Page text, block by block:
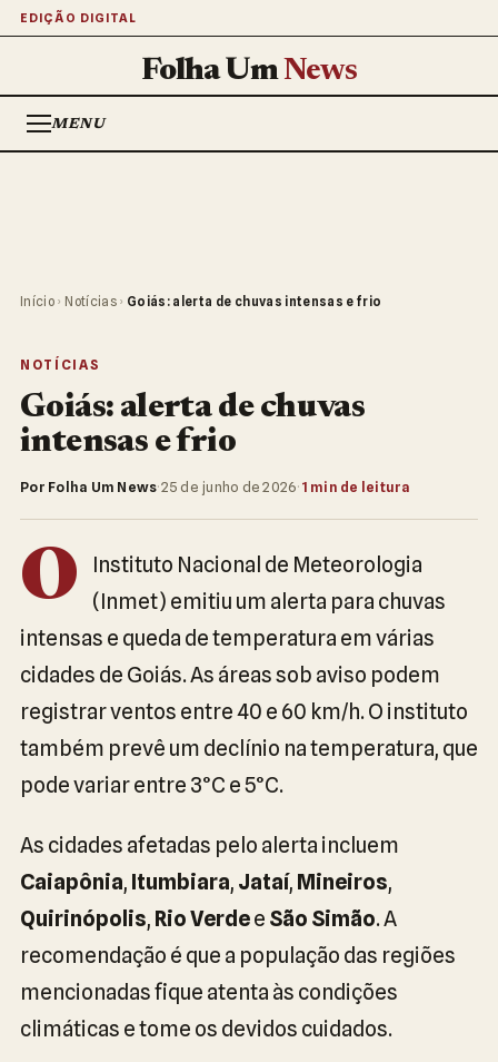
EDIÇÃO DIGITAL
Folha UmNews
MENU
Início › Notícias › Goiás: alerta de chuvas intensas e frio
NOTÍCIAS
Goiás: alerta de chuvas
intensas e frio
Por Folha Um News·25 de junho de 2026· 1 min de leitura
O
Instituto Nacional de Meteorologia
(Inmet) emitiu um alerta para chuvas
intensas e queda de temperatura em várias
cidades de Goiás. As áreas sob aviso podem
registrar ventos entre 40 e 60 km/h. O instituto
também prevê um declínio na temperatura, que
pode variar entre 3°C e 5°C.
As cidades afetadas pelo alerta incluem
Caiapônia, Itumbiara, Jataí, Mineiros,
Quirinópolis, Rio Verdee São Simão. A
recomendação é que a população das regiões
mencionadas fique atenta às condições
climáticas e tome os devidos cuidados.